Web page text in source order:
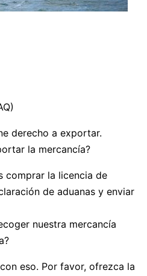
derecho a exportar.
la mercancía?
comprar la licencia de
de aduanas y enviar
nuestra mercancía
eso. Por favor, ofrezca la